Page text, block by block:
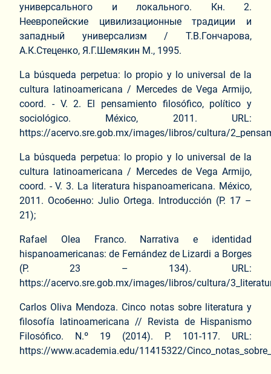
универсального и локального. Кн. 2.
Неевропейские цивилизационные традиции и
западный универсализм / Т.В.Гончарова,
А.К.Стеценко, Я.Г.Шемякин М., 1995.
La búsqueda perpetua: lo propio y lo universal de la
cultura latinoamericana / Mercedes de Vega Armijo,
coord. - V. 2. El pensamiento filosófico, político y
sociológico. México, 2011. URL:
https://acervo.sre.gob.mx/images/libros/cultura/
La búsqueda perpetua: lo propio y lo universal de la
cultura latinoamericana / Mercedes de Vega Armijo,
coord. - V. 3. La literatura hispanoamericana. México,
2011. Особенно: Julio Ortega. Introducción (P. 17 –
21);
Rafael Olea Franco. Narrativa e identidad
hispanoamericanas: de Fernández de Lizardi a Borges
(P. 23 – 134). URL:
https://acervo.sre.gob.mx/images/libros/cultura/
Carlos Oliva Mendoza. Cinco notas sobre literatura y
filosofía latinoamericana // Revista de Hispanismo
Filosófico. N.º 19 (2014). P. 101-117. URL:
https://www.academia.edu/11415322/